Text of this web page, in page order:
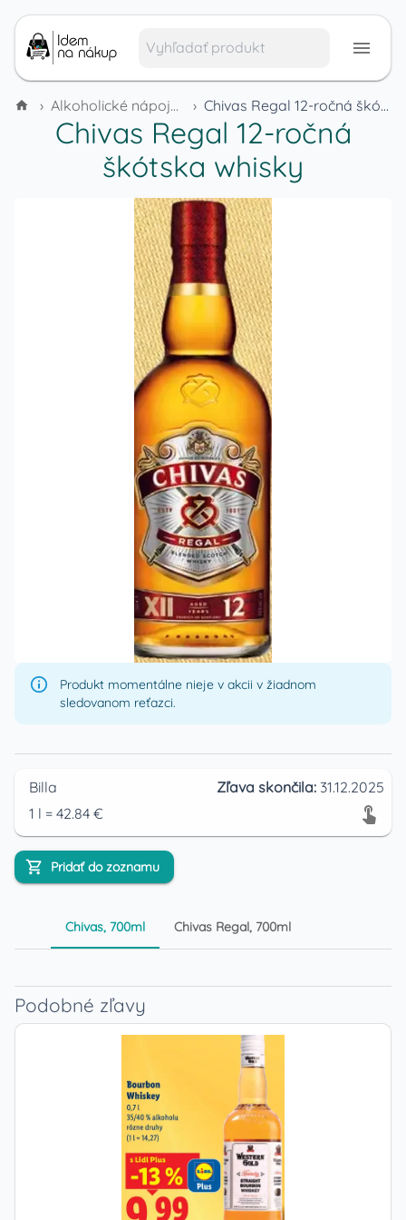
› Alkoholické nápoje a tabak › Chivas Regal 12-ročná škótska whisky
Chivas Regal 12-ročná
škótska whisky
Produkt momentálne nieje v akcii v žiadnom
sledovanom reťazci.
Billa Zľava skončila: 31.12.2025
1 l = 42.84 €
Pridať do zoznamu
Chivas, 700ml Chivas Regal, 700ml
Podobné zľavy